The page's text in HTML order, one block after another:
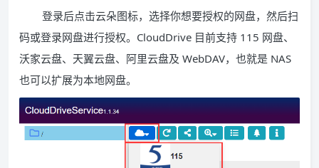
登录后点击云朵图标，选择你想要授权的网盘，然后扫
码或登录网盘进行授权。CloudDrive 目前支持 115 网盘、
沃家云盘、天翼云盘、阿里云盘及 WebDAV，也就是 NAS
也可以扩展为本地网盘。